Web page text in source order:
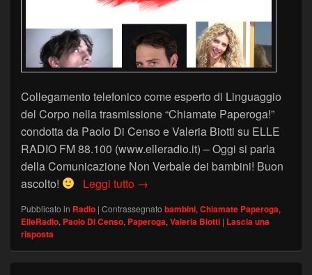
Collegamento telefonico come esperto di Linguaggio
del Corpo nella trasmissione “Chiamate Paperoga!”
condotta da Paolo Di Censo e Valeria Biotti su ELLE
RADIO FM 88.100 (www.elleradio.it) – Oggi si parla
della Comunicazione Non Verbale dei bambini! Buon
ascolto!
Leggi tutto BAMBINI E LINGUAGGIO DEL
→
Pubblicato in Radio | Contrassegnato bambini, Chiamate Paperoga,
ElleRadio, Paolo Di Censo, Paperoga, Valeria Biotti | Lascia una
risposta